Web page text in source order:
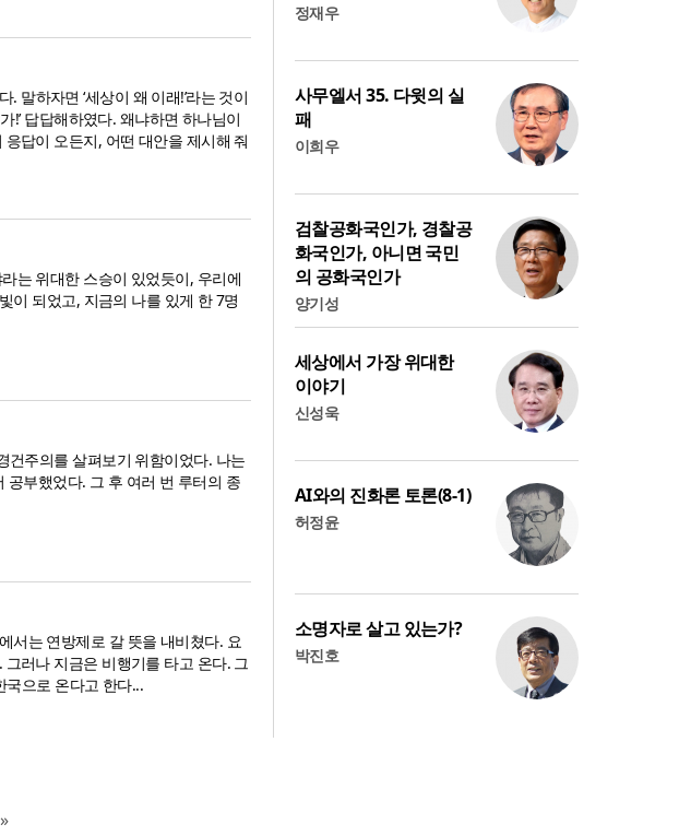
말하자면 ‘세상이 왜 이래!’라는 것이
!’ 답답해하였다. 왜냐하면 하나님이
답이 오든지, 어떤 대안을 제시해 줘
는 위대한 스승이 있었듯이, 우리에
이 되었고, 지금의 나를 있게 한 7명
건주의를 살펴보기 위함이었다. 나는
부했었다. 그 후 여러 번 루터의 종
서는 연방제로 갈 뜻을 내비쳤다. 요
러나 지금은 비행기를 타고 온다. 그
국으로 온다고 한다...
정재우
사무엘서 35. 다윗의 실
패
이희우
검찰공화국인가, 경찰공
화국인가, 아니면 국민
의 공화국인가
양기성
세상에서 가장 위대한
이야기
신성욱
AI와의 진화론 토론(8-1)
허정윤
소명자로 살고 있는가?
박진호